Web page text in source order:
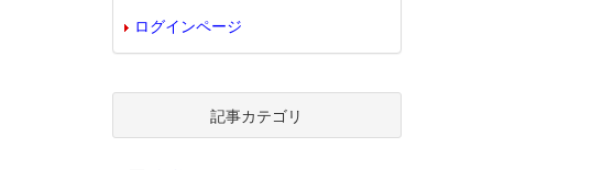
ログインページ
記事カテゴリ